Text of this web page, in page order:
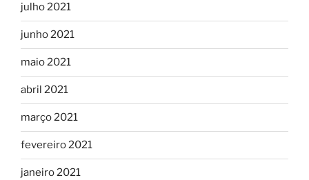
julho 2021
junho 2021
maio 2021
abril 2021
março 2021
fevereiro 2021
janeiro 2021